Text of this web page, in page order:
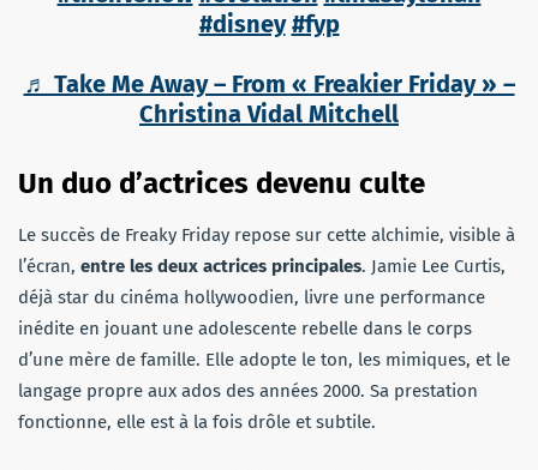
#disney #fyp
♬ Take Me Away – From « Freakier Friday » –
Christina Vidal Mitchell
Un duo d’actrices devenu culte
Le succès de Freaky Friday repose sur cette alchimie, visible à
l’écran, entre les deux actrices principales. Jamie Lee Curtis,
déjà star du cinéma hollywoodien, livre une performance
inédite en jouant une adolescente rebelle dans le corps
d’une mère de famille. Elle adopte le ton, les mimiques, et le
langage propre aux ados des années 2000. Sa prestation
fonctionne, elle est à la fois drôle et subtile.